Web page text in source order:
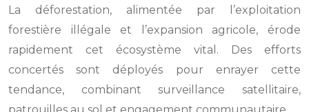
La déforestation, alimentée par l’exploitation
forestière illégale et l’expansion agricole, érode
rapidement cet écosystème vital. Des efforts
concertés sont déployés pour enrayer cette
tendance, combinant surveillance satellitaire,